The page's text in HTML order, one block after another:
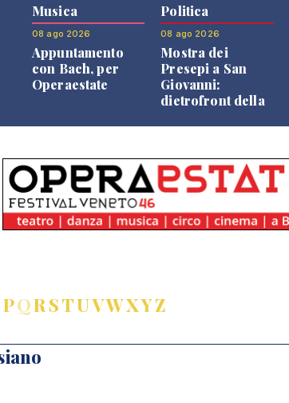
Musica
08 ago 2026
Appuntamento
con Bach, per
Operaestate
Politica
08 ago 2026
Mostra dei
Presepi a San
Giovanni:
dietrofront della
PQRSTUVWXYZ